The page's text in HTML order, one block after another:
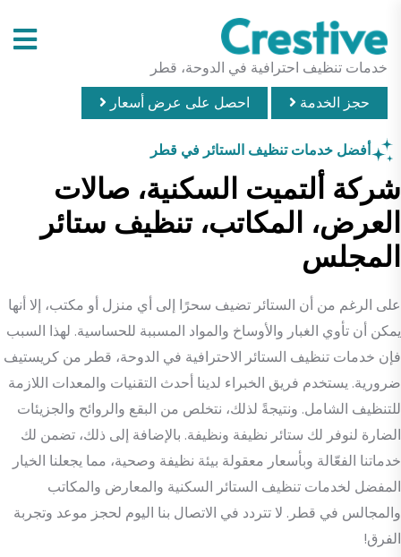
خدمات تنظيف احترافية في الدوحة، قطر
حجز الخدمة
احصل على عرض أسعار
أفضل خدمات تنظيف الستائر في قطر
شركة ألتميت السكنية، صالات
العرض، المكاتب، تنظيف ستائر
المجلس
على الرغم من أن الستائر تضيف سحرًا إلى أي منزل أو مكتب، إلا أنها
يمكن أن تأوي الغبار والأوساخ والمواد المسببة للحساسية. لهذا السبب
فإن خدمات تنظيف الستائر الاحترافية في الدوحة، قطر من كريستيف
ضرورية. يستخدم فريق الخبراء لدينا أحدث التقنيات والمعدات اللازمة
للتنظيف الشامل. ونتيجةً لذلك، نتخلص من البقع والروائح والجزيئات
الضارة لنوفر لك ستائر نظيفة ونظيفة. بالإضافة إلى ذلك، تضمن لك
خدماتنا الفعّالة وبأسعار معقولة بيئة نظيفة وصحية، مما يجعلنا الخيار
المفضل لخدمات تنظيف الستائر السكنية والمعارض والمكاتب
والمجالس في قطر. لا تتردد في الاتصال بنا اليوم لحجز موعد وتجربة
الفرق!